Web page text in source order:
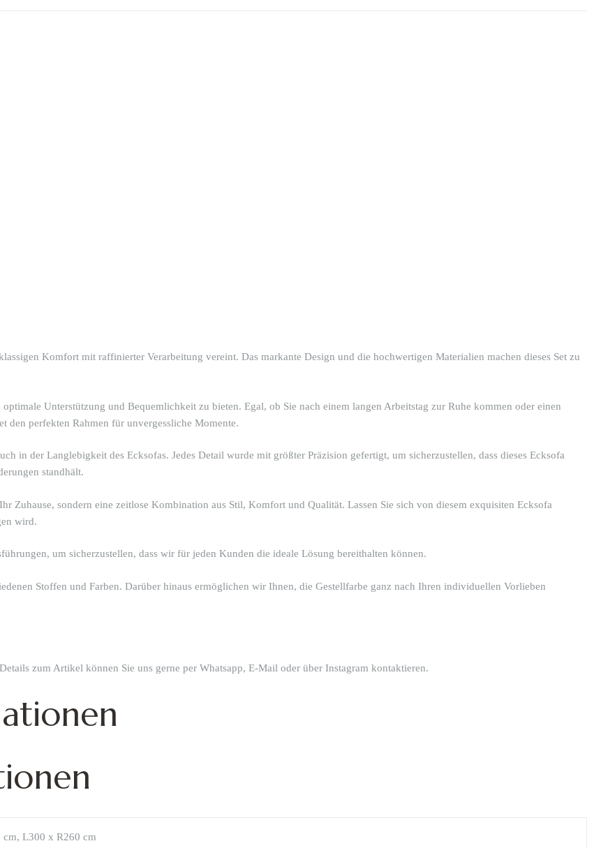
Komfort mit raffinierter Verarbeitung vereint. Das markante Design und die hochwertigen Materialien machen dieses Set zu
Unterstützung und Bequemlichkeit zu bieten. Egal, ob Sie nach einem langen Arbeitstag zur Ruhe kommen oder einen
den perfekten Rahmen für unvergessliche Momente.
in der Langlebigkeit des Ecksofas. Jedes Detail wurde mit größter Präzision gefertigt, um sicherzustellen, dass dieses Ecksofa
standhält.
sondern eine zeitlose Kombination aus Stil, Komfort und Qualität. Lassen Sie sich von diesem exquisiten Ecksofa
wird.
um sicherzustellen, dass wir für jeden Kunden die ideale Lösung bereithalten können.
Stoffen und Farben. Darüber hinaus ermöglichen wir Ihnen, die Gestellfarbe ganz nach Ihren individuellen Vorlieben
zum Artikel können Sie uns gerne per Whatsapp, E-Mail oder über Instagram kontaktieren.
L300 x R260 cm